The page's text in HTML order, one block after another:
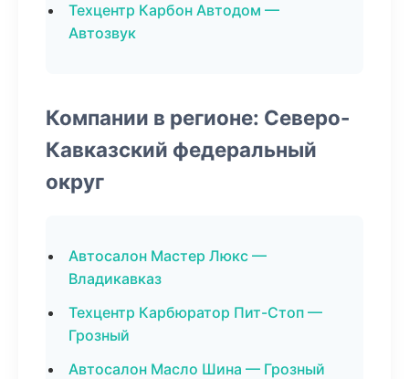
Техцентр Карбон Автодом —
Автозвук
Компании в регионе: Северо-
Кавказский федеральный
округ
Автосалон Мастер Люкс —
Владикавказ
Техцентр Карбюратор Пит-Стоп —
Грозный
Автосалон Масло Шина — Грозный